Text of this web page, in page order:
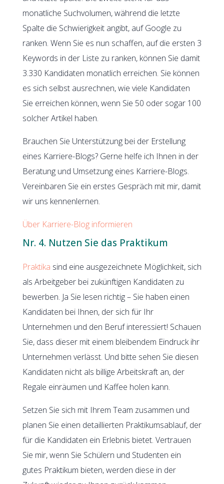
monatliche Suchvolumen, während die letzte
Spalte die Schwierigkeit angibt, auf Google zu
ranken. Wenn Sie es nun schaffen, auf die ersten 3
Keywords in der Liste zu ranken, können Sie damit
3.330 Kandidaten monatlich erreichen. Sie können
es sich selbst ausrechnen, wie viele Kandidaten
Sie erreichen können, wenn Sie 50 oder sogar 100
solcher Artikel haben.
Brauchen Sie Unterstützung bei der Erstellung
eines Karriere-Blogs? Gerne helfe ich Ihnen in der
Beratung und Umsetzung eines Karriere-Blogs.
Vereinbaren Sie ein erstes Gespräch mit mir, damit
wir uns kennenlernen.
Über Karriere-Blog informieren
Nr. 4. Nutzen Sie das Praktikum
Praktika sind eine ausgezeichnete Möglichkeit, sich
als Arbeitgeber bei zukünftigen Kandidaten zu
bewerben. Ja Sie lesen richtig – Sie haben einen
Kandidaten bei Ihnen, der sich für Ihr
Unternehmen und den Beruf interessiert! Schauen
Sie, dass dieser mit einem bleibendem Eindruck ihr
Unternehmen verlässt. Und bitte sehen Sie diesen
Kandidaten nicht als billige Arbeitskraft an, der
Regale einräumen und Kaffee holen kann.
Setzen Sie sich mit Ihrem Team zusammen und
planen Sie einen detaillierten Praktikumsablauf, der
für die Kandidaten ein Erlebnis bietet. Vertrauen
Sie mir, wenn Sie Schülern und Studenten ein
gutes Praktikum bieten, werden diese in der